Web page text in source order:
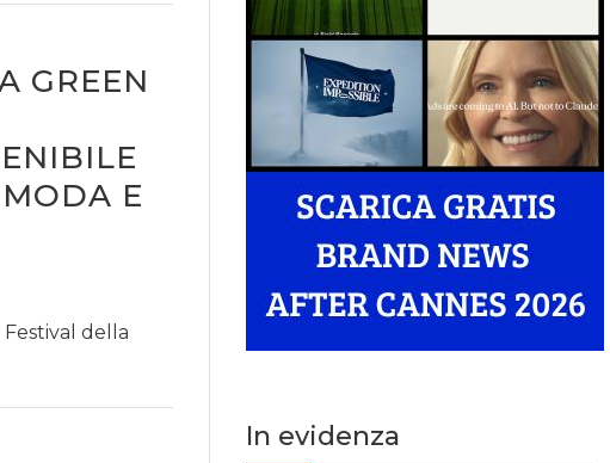
GREEN
E
Festival della
In evidenza